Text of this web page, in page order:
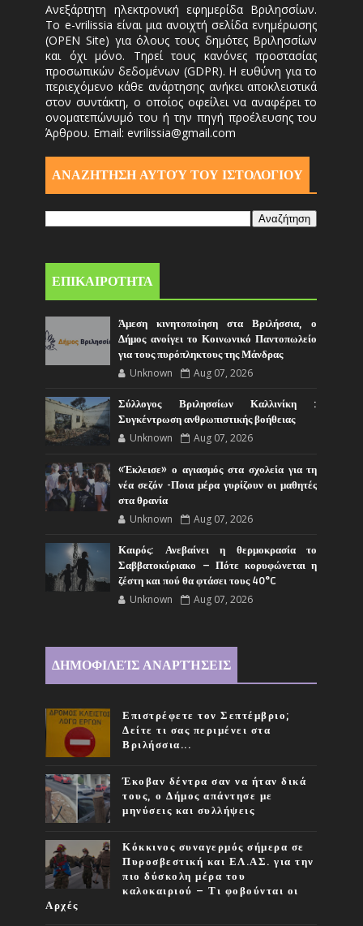
Ανεξάρτητη ηλεκτρονική εφημερίδα Βριλησσίων.
Το e-vrilissia είναι μια ανοιχτή σελίδα ενημέρωσης
(OPEN Site) για όλους τους δημότες Βριλησσίων
και όχι μόνο. Τηρεί τους κανόνες προστασίας
προσωπικών δεδομένων (GDPR). Η ευθύνη για το
περιεχόμενο κάθε ανάρτησης ανήκει αποκλειστικά
στον συντάκτη, ο οποίος οφείλει να αναφέρει το
ονοματεπώνυμό του ή την πηγή προέλευσης του
Άρθρου. Email: evrilissia@gmail.com
ΑΝΑΖΗΤΗΣΗ ΑΥΤΟΎ ΤΟΥ ΙΣΤΟΛΟΓΙΟΥ
ΕΠΙΚΑΙΡΟΤΗΤΑ
Άμεση κινητοποίηση στα Βριλήσσια, ο
Δήμος ανοίγει το Κοινωνικό Παντοπωλείο
για τους πυρόπληκτους της Μάνδρας
Unknown Aug 07, 2026
Σύλλογος Βριλησσίων Καλλινίκη :
Συγκέντρωση ανθρωπιστικής βοήθειας
Unknown Aug 07, 2026
«Έκλεισε» ο αγιασμός στα σχολεία για τη
νέα σεζόν -Ποια μέρα γυρίζουν οι μαθητές
στα θρανία
Unknown Aug 07, 2026
Καιρός: Ανεβαίνει η θερμοκρασία το
Σαββατοκύριακο – Πότε κορυφώνεται η
ζέστη και πού θα φτάσει τους 40°C
Unknown Aug 07, 2026
ΔΗΜΟΦΙΛΕΊΣ ΑΝΑΡΤΉΣΕΙΣ
Επιστρέφετε τον Σεπτέμβριο;
Δείτε τι σας περιμένει στα
Βριλήσσια...
Έκοβαν δέντρα σαν να ήταν δικά
τους, ο Δήμος απάντησε με
μηνύσεις και συλλήψεις
Κόκκινος συναγερμός σήμερα σε
Πυροσβεστική και ΕΛ.ΑΣ. για την
πιο δύσκολη μέρα του
καλοκαιριού – Τι φοβούνται οι
Αρχές